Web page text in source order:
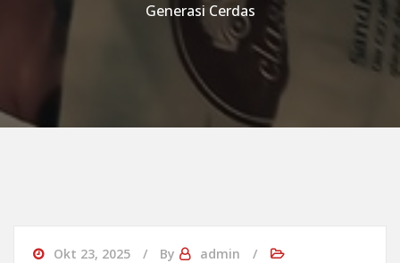
Generasi Cerdas
Okt 23, 2025 By
admin